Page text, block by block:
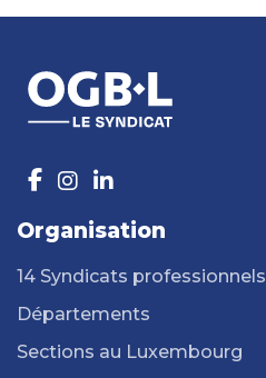
Organisation
14 Syndicats professionnels
Départements
Sections au Luxembourg